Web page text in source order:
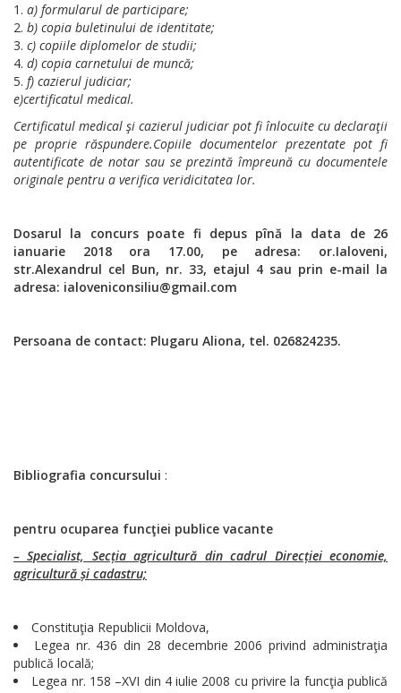
a) formularul de participare;
b) copia buletinului de identitate;
c) copiile diplomelor de studii;
d) copia carnetului de muncă;
f) cazierul judiciar;
e)certificatul medical.
Certificatul medical şi cazierul judiciar pot fi înlocuite cu declaraţii
pe proprie răspundere.Copiile documentelor prezentate pot fi
autentificate de notar sau se prezintă împreună cu documentele
originale pentru a verifica veridicitatea lor.
Dosarul la concurs poate fi depus pînă la data de 26
ianuarie 2018 ora 17.00, pe adresa: or.Ialoveni,
str.Alexandrul cel Bun, nr. 33, etajul 4 sau prin e-mail la
adresa: ialoveniconsiliu@gmail.com
Persoana de contact: Plugaru Aliona, tel. 026824235.
Bibliografia concursului :
pentru ocuparea funcţiei publice vacante
– Specialist, Secția agricultură din cadrul Direcției economie,
agricultură și cadastru;
Constituţia Republicii Moldova,
Legea nr. 436 din 28 decembrie 2006 privind administraţia
publică locală;
Legea nr. 158 –XVI din 4 iulie 2008 cu privire la funcţia publică